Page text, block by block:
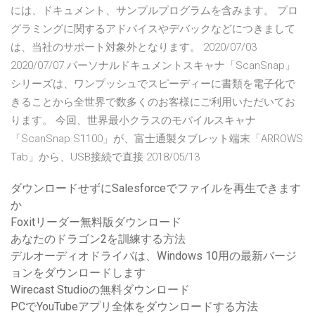
には、ドキュメント、サンプルプログラムを含みます。 プロ
グラミングに関するアドバイスやデバックなどにつきまして
は、当社のサポート対象外となります。 2020/07/03
2020/07/07 パーソナルドキュメントスキャナ「ScanSnap」
シリーズは、ワンプッシュでスピーディーに書類を電子化で
きることから全世界で数多くのお客様にご利用いただいてお
ります。 今回、世界最小クラスのモバイルスキャナ
「ScanSnap S1100」が、富士通製タブレット端末「ARROWS
Tab」から、USB接続で直接 2018/05/13
ダウンロードせずにSalesforceでファイルを再生できます
か
Foxitリーダー無料版ダウンロード
あなたのドラゴン2を訓練する方法
デルオーディオドライバは、Windows 10用の最新バージ
ョンをダウンロードします
Wirecast Studioの無料ダウンロード
PCでYouTubeアプリ全体をダウンロードする方法